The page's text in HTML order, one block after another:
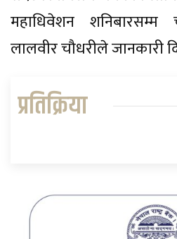
महाधिवेशन
लालवीर चौधरीले जानकारी
प्रतिक्रिया